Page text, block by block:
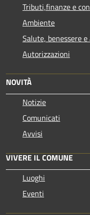
Tributi,finanze e
Ambiente
Salute, benessere
Autorizzazioni
NOVITÀ
Notizie
Comunicati
Avvisi
VIVERE IL COMUNE
Luoghi
Eventi